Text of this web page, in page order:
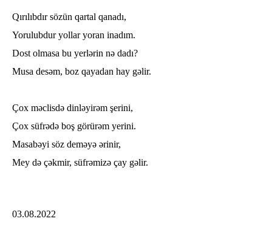
Qırılıbdır sözün qartal qanadı,
Yorulubdur yollar yoran inadım.
Dost olmasa bu yerlərin nə dadı?
Musa desəm, boz qayadan hay gəlir.
Çox məclisdə dinləyirəm şerini,
Çox süfrədə boş görürəm yerini.
Masabəyi söz deməyə ərinir,
Mey də çəkmir, süfrəmizə çay gəlir.
03.08.2022